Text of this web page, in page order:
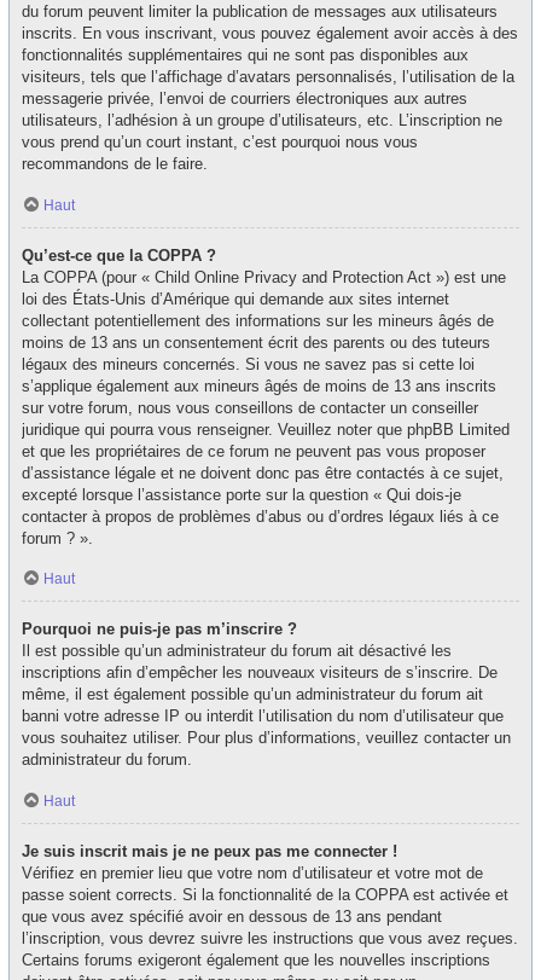
du forum peuvent limiter la publication de messages aux utilisateurs
inscrits. En vous inscrivant, vous pouvez également avoir accès à des
fonctionnalités supplémentaires qui ne sont pas disponibles aux
visiteurs, tels que l’affichage d’avatars personnalisés, l’utilisation de la
messagerie privée, l’envoi de courriers électroniques aux autres
utilisateurs, l’adhésion à un groupe d’utilisateurs, etc. L’inscription ne
vous prend qu’un court instant, c’est pourquoi nous vous
recommandons de le faire.
Haut
Qu’est-ce que la COPPA ?
La COPPA (pour « Child Online Privacy and Protection Act ») est une
loi des États-Unis d’Amérique qui demande aux sites internet
collectant potentiellement des informations sur les mineurs âgés de
moins de 13 ans un consentement écrit des parents ou des tuteurs
légaux des mineurs concernés. Si vous ne savez pas si cette loi
s’applique également aux mineurs âgés de moins de 13 ans inscrits
sur votre forum, nous vous conseillons de contacter un conseiller
juridique qui pourra vous renseigner. Veuillez noter que phpBB Limited
et que les propriétaires de ce forum ne peuvent pas vous proposer
d’assistance légale et ne doivent donc pas être contactés à ce sujet,
excepté lorsque l’assistance porte sur la question « Qui dois-je
contacter à propos de problèmes d’abus ou d’ordres légaux liés à ce
forum ? ».
Haut
Pourquoi ne puis-je pas m’inscrire ?
Il est possible qu’un administrateur du forum ait désactivé les
inscriptions afin d’empêcher les nouveaux visiteurs de s’inscrire. De
même, il est également possible qu’un administrateur du forum ait
banni votre adresse IP ou interdit l’utilisation du nom d’utilisateur que
vous souhaitez utiliser. Pour plus d’informations, veuillez contacter un
administrateur du forum.
Haut
Je suis inscrit mais je ne peux pas me connecter !
Vérifiez en premier lieu que votre nom d’utilisateur et votre mot de
passe soient corrects. Si la fonctionnalité de la COPPA est activée et
que vous avez spécifié avoir en dessous de 13 ans pendant
l’inscription, vous devrez suivre les instructions que vous avez reçues.
Certains forums exigeront également que les nouvelles inscriptions